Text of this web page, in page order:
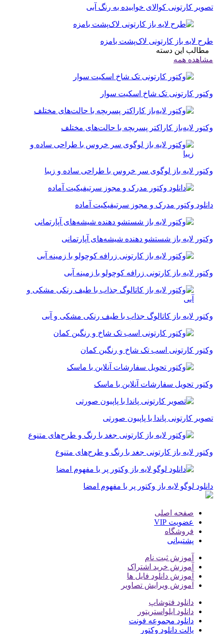
تصویر کارتونی کوالای خوابیده به رنگ آبی
طرح لایه باز کارتونی لاک‌پشت بامزه
مطالب این دسته
مشاهده همه
وکتور کارتونی تک شاخ اسکیت سوار
وکتور لایه‌باز کاراکتر پسربچه با حالت‌های مختلف
وکتور لایه باز لوگوی سر خروس با طراحی ساده و زیبا
دانلود وکتور مدرک و مجوز سرتیفیکیت آماده
وکتور لایه باز شستشو دهنده شیشه‌های آپارتمانی
وکتور لایه باز کارتونی زرافه کوچولو با زمینه آبی
وکتور لایه باز کاتالوگ جذاب با طیف رنکی مشکی و آبی
وکتور کارتونی اسب تک شاخ و رنگین کمان
وکتور تحویل سفارشات آنلاین با ماسک
تصویر کارتونی پاندا با پاپیون صورتی
وکتور لایه باز کارتونی جغد با رنگ و طرح‌های متنوع
دانلود لوگو لایه باز وکتور پر با مفهوم امضا
صفحه اصلی
عضویت VIP
فروشگاه
پشتیبانی
آموزش ثبت نام
آموزش خرید اشتراک
آموزش دانلود فایل ها
آموزش ویرایش تصاویر
دانلود فتوشاپ
دانلود ایلواستریتور
دانلود مجموعه فونت
پالت دانلود وکتور